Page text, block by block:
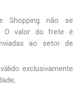
Shopping não se
O valor do frete é
ao setor de
exclusivamente